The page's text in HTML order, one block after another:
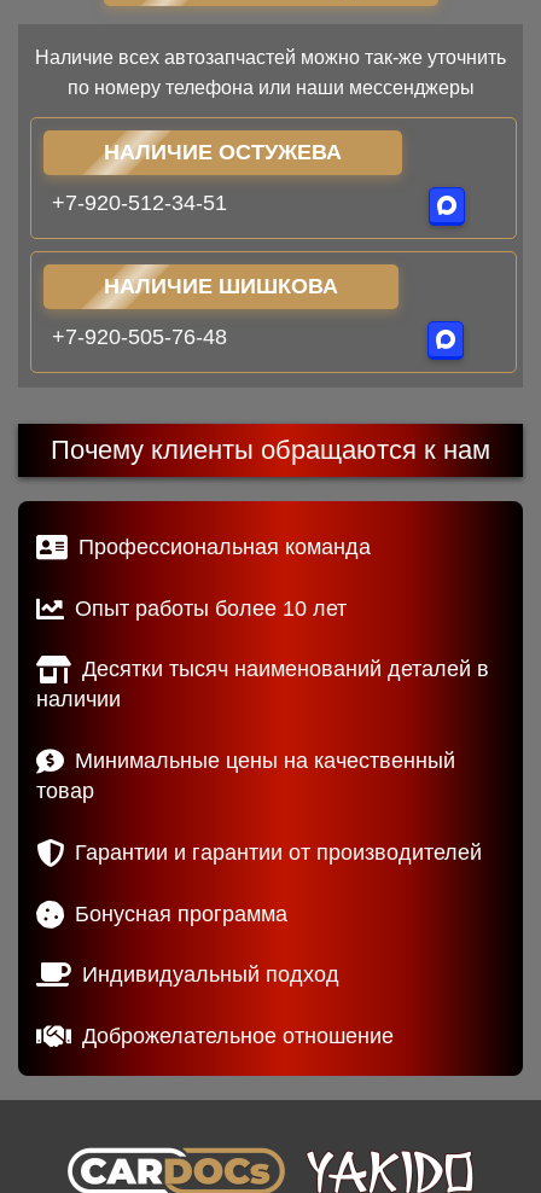
Наличие всех автозапчастей можно так-же уточнить
по номеру телефона или наши мессенджеры
НАЛИЧИЕ ОСТУЖЕВА
+7-920-512-34-51
НАЛИЧИЕ ШИШКОВА
+7-920-505-76-48
Почему клиенты обращаются к нам
Профессиональная команда
Опыт работы более 10 лет
Десятки тысяч наименований деталей в
наличии
Минимальные цены на качественный
товар
Гарантии и гарантии от производителей
Бонусная программа
Индивидуальный подход
Доброжелательное отношение